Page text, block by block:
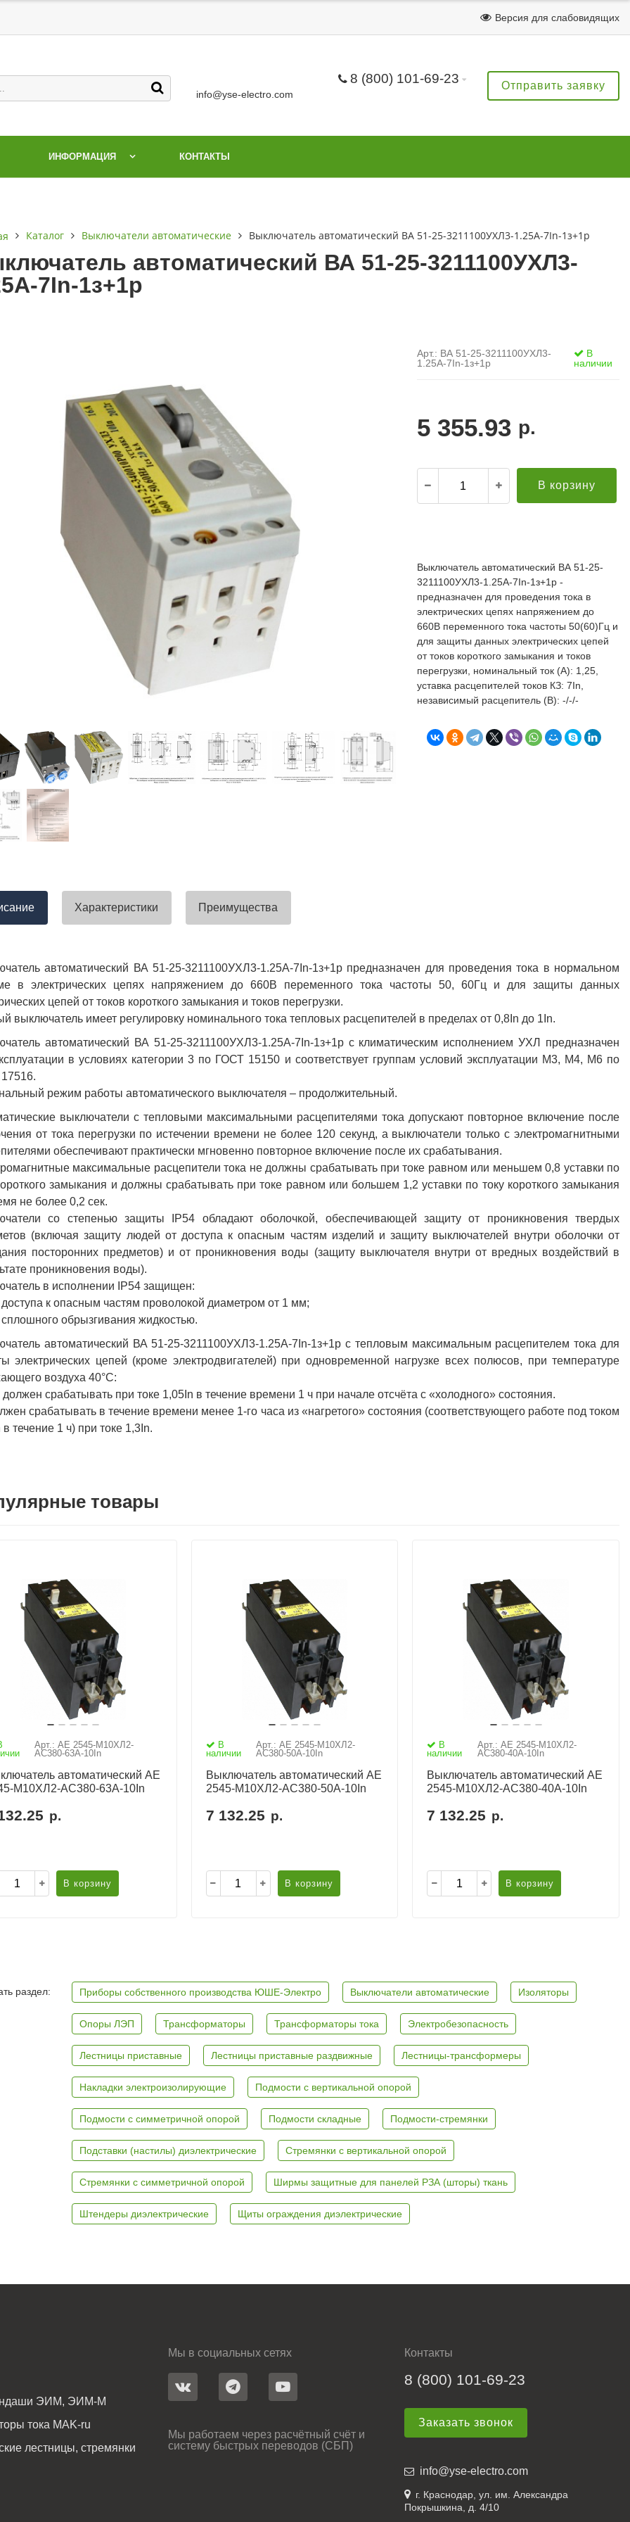
Версия для слабовидящих
8 (800) 101-69-23
info@yse-electro.com
Отправить заявку
ИНФОРМАЦИЯ КОНТАКТЫ
(Филиал
15.02.2022
Электро выиграла тендер на
поставку деревянных опор ЛЭП
складского оперативного
своевременно. Претензий
элементы опор высокого
заболонного слоя древесины
изделия (опоры ЛЭП),
моей памяти компания
и поставщик опор ЛЭП
ЛЭП такими документами.
с таким ответственным
Татьяна (Branch of «Saren B.
V.» PLLC)
Выражаю благодарность вашей компании за
оперативную обработку нашего запроса!
Выставили коммерческое предложение по
хорошей цене в течение двух дней (а там без
малого сотня товарных позиций была). Мы
успели закрыть смету большого объекта в срок. А
вы получили хороший заказ))
Поставка опор ЛЭП в Бурятию. Спасибо за
качественную продукцию и быструю доставку!
Всё прошло хорошо. Евгению отдельное спасибо
за ответственный подход к делу, понимание и
вежливое обращение!
Каталог Выключатели автоматические Выключатель автоматический ВА 51-25-3211100УХЛ3-1.25А-7In-1з+1р
автоматический ВА 51-25-3211100УХЛ3-
7In-1з+1р
Арт.: ВА 51-25-3211100УХЛ3-
1.25А-7In-1з+1р
В
наличии
5 355.93 р.
В корзину
Выключатель автоматический ВА 51-25-
3211100УХЛ3-1.25А-7In-1з+1р -
предназначен для проведения тока в
электрических цепях напряжением до
660В переменного тока частоты 50(60)Гц и
для защиты данных электрических цепей
от токов короткого замыкания и токов
перегрузки, номинальный ток (А): 1,25,
уставка расцепителей токов КЗ: 7In,
независимый расцепитель (В): -/-/-
Характеристики Преимущества
автоматический ВА 51-25-3211100УХЛ3-1.25А-7In-1з+1р предназначен для проведения тока в нормальном
в электрических цепях напряжением до 660В переменного тока частоты 50, 60Гц и для защиты данных
цепей от токов короткого замыкания и токов перегрузки.
выключатель имеет регулировку номинального тока тепловых расцепителей в пределах от 0,8In до 1In.
автоматический ВА 51-25-3211100УХЛ3-1.25А-7In-1з+1р с климатическим исполнением УХЛ предназначен
в условиях категории 3 по ГОСТ 15150 и соответствует группам условий эксплуатации М3, М4, М6 по
режим работы автоматического выключателя – продолжительный.
выключатели с тепловыми максимальными расцепителями тока допускают повторное включение после
от тока перегрузки по истечении времени не более 120 секунд, а выключатели только с электромагнитными
обеспечивают практически мгновенно повторное включение после их срабатывания.
максимальные расцепители тока не должны срабатывать при токе равном или меньшем 0,8 уставки по
замыкания и должны срабатывать при токе равном или большем 1,2 уставки по току короткого замыкания
не более 0,2 сек.
со степенью защиты IP54 обладают оболочкой, обеспечивающей защиту от проникновения твердых
(включая защиту людей от доступа к опасным частям изделий и защиту выключателей внутри оболочки от
посторонних предметов) и от проникновения воды (защиту выключателя внутри от вредных воздействий в
проникновения воды).
в исполнении IP54 защищен:
к опасным частям проволокой диаметром от 1 мм;
обрызгивания жидкостью.
автоматический ВА 51-25-3211100УХЛ3-1.25А-7In-1з+1р с тепловым максимальным расцепителем тока для
электрических цепей (кроме электродвигателей) при одновременной нагрузке всех полюсов, при температуре
воздуха 40°С:
срабатывать при токе 1,05In в течение времени 1 ч при начале отсчёта с «холодного» состояния.
срабатывать в течение времени менее 1-го часа из «нагретого» состояния (соответствующего работе под током
в течение 1 ч) при токе 1,3In.
товары
Арт.: АЕ 2545-М10ХЛ2-
AC380-63А-10In
автоматический АЕ
М10ХЛ2-AC380-63А-10In
р.
В корзину
В
наличии
Арт.: АЕ 2545-М10ХЛ2-
AC380-50А-10In
Выключатель автоматический АЕ
2545-М10ХЛ2-AC380-50А-10In
7 132.25 р.
В корзину
В
наличии
Арт.: АЕ 2545-М10ХЛ2-
AC380-40А-10In
Выключатель автоматический АЕ
2545-М10ХЛ2-AC380-40А-10In
7 132.25 р.
В корзину
раздел: Приборы собственного производства ЮШЕ-Электро Выключатели автоматические Изоляторы
Опоры ЛЭП Трансформаторы Трансформаторы тока Электробезопасность
Лестницы приставные Лестницы приставные раздвижные Лестницы-трансформеры
Накладки электроизолирующие Подмости с вертикальной опорой
Подмости с симметричной опорой Подмости складные Подмости-стремянки
Подставки (настилы) диэлектрические Стремянки с вертикальной опорой
Стремянки с симметричной опорой Ширмы защитные для панелей РЗА (шторы) ткань
Штендеры диэлектрические Щиты ограждения диэлектрические
ЭИМ, ЭИМ-М
тока MAK-ru
лестницы, стремянки
Мы в социальных сетях
Мы работаем через расчётный счёт и
систему быстрых переводов (СБП)
Контакты
8 (800) 101-69-23
Заказать звонок
info@yse-electro.com
г. Краснодар, ул. им. Александра
Покрышкина, д. 4/10